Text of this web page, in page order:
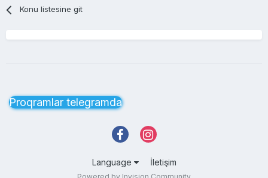
Konu listesine git
Proqramlar telegramda
Language İletişim